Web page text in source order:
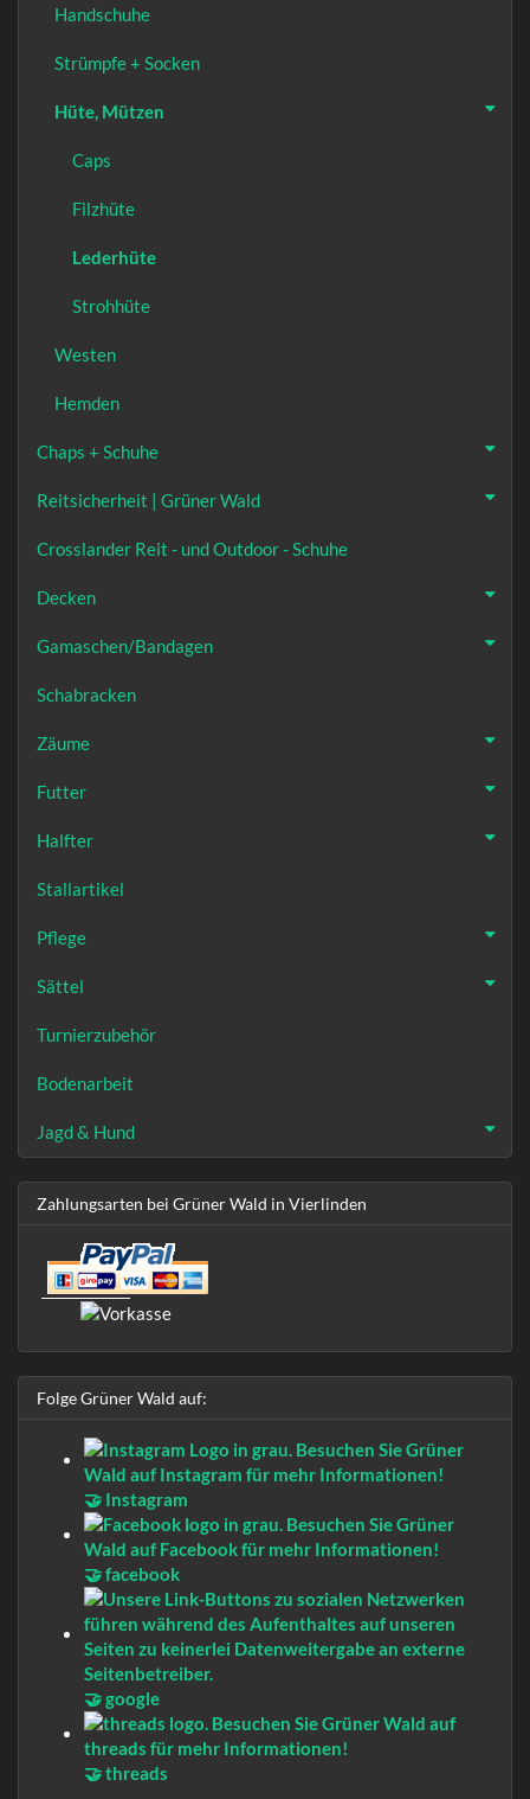
Handschuhe
Strümpfe + Socken
Hüte, Mützen
Caps
Filzhüte
Lederhüte
Strohhüte
Westen
Hemden
Chaps + Schuhe
Reitsicherheit | Grüner Wald
Crosslander Reit - und Outdoor - Schuhe
Decken
Gamaschen/Bandagen
Schabracken
Zäume
Futter
Halfter
Stallartikel
Pflege
Sättel
Turnierzubehör
Bodenarbeit
Jagd & Hund
Zahlungsarten bei Grüner Wald in Vierlinden
Folge Grüner Wald auf:
🤝 Instagram
🤝 facebook
🤝 google
🤝 threads